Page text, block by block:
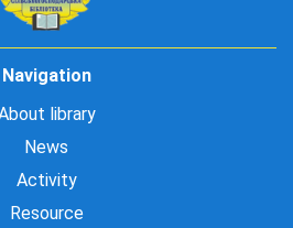
Navigation
library
News
Activity
Resource